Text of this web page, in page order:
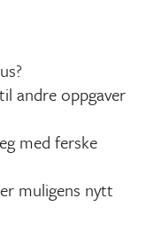
andre oppgaver
med ferske
muligens nytt